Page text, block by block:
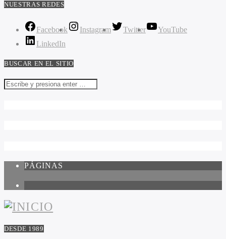
NUESTRAS REDES
Facebook Instagram Twitter
YouTube
LinkedIn
BUSCAR EN EL SITIO
PÁGINAS
DESDE 1989